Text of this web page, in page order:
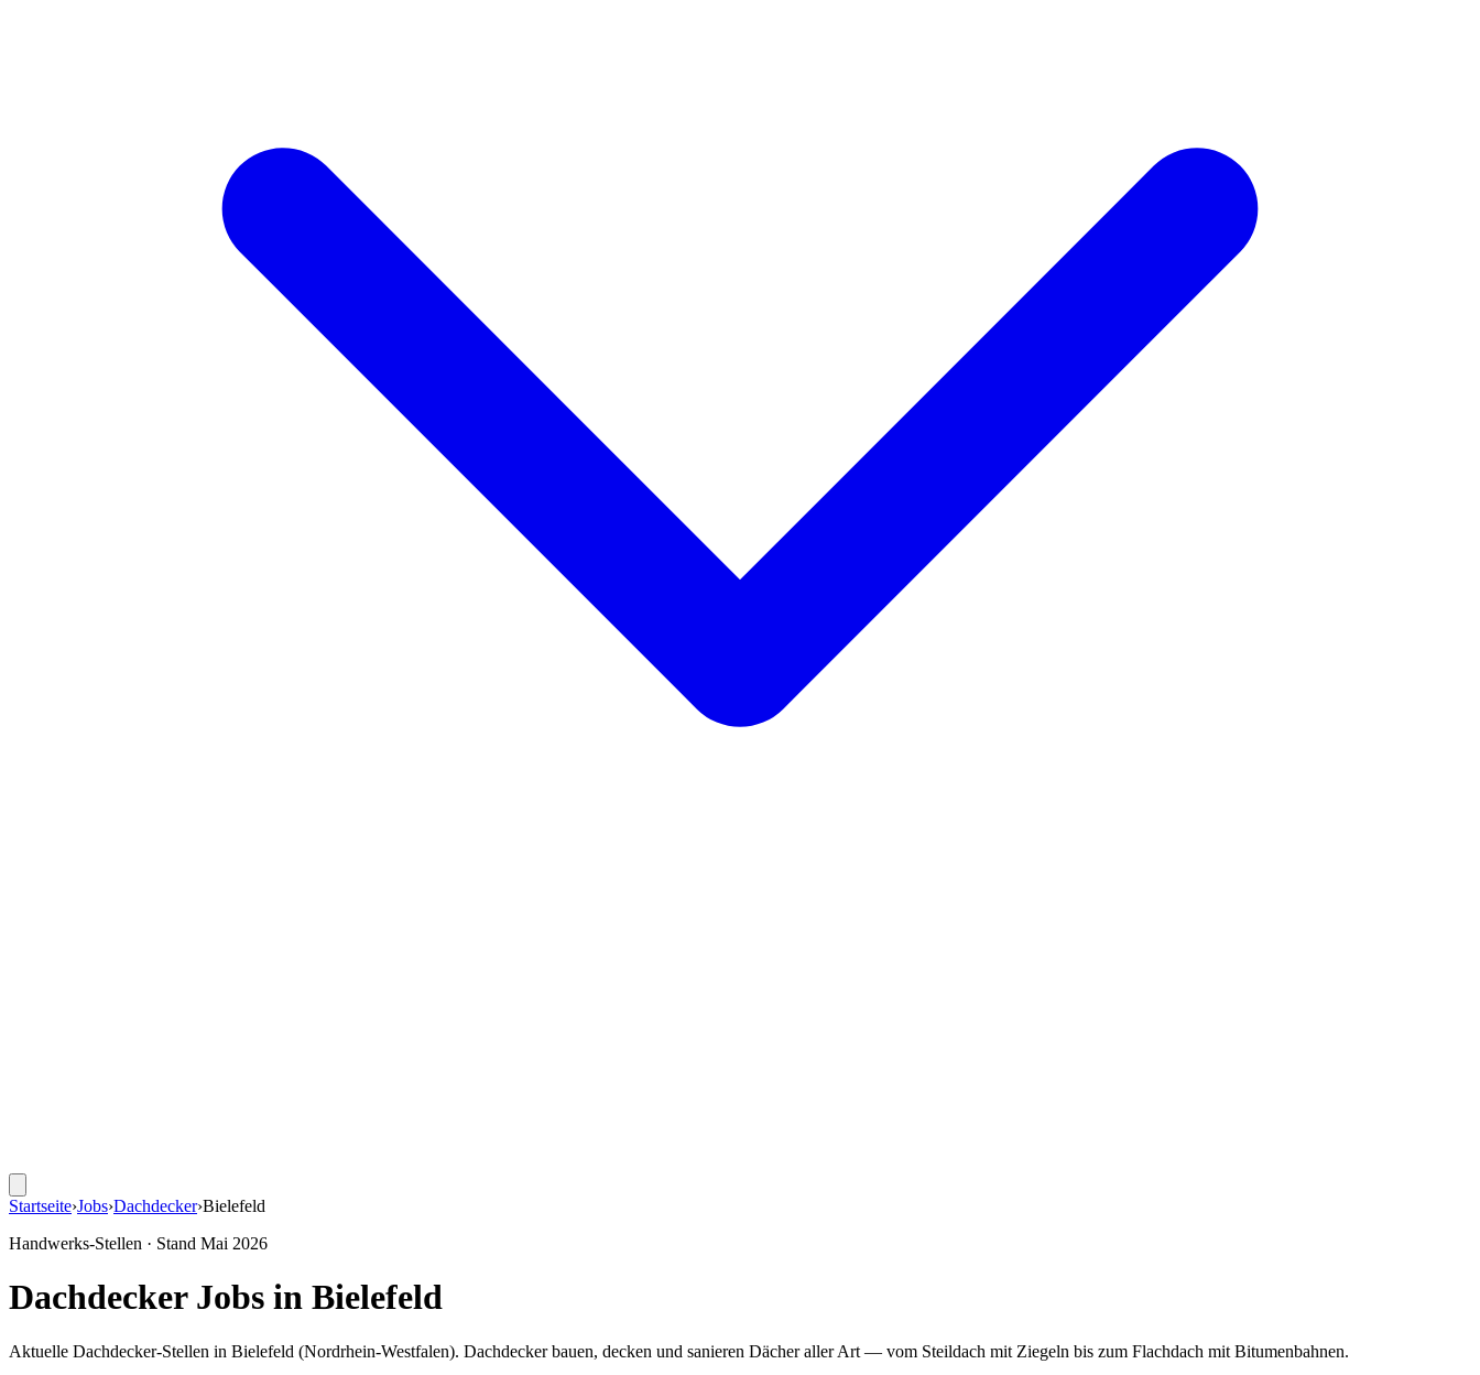
Startseite›Jobs›Dachdecker›Bielefeld
Handwerks-Stellen · Stand Mai 2026
DachdeckerJobs in Bielefeld
Aktuelle Dachdecker-Stellen in Bielefeld (Nordrhein-Westfalen). Dachdecker bauen, decken und sanieren Dächer aller Art — vom Steildach mit Ziegeln bis zum Flachdach mit Bitumenbahnen.